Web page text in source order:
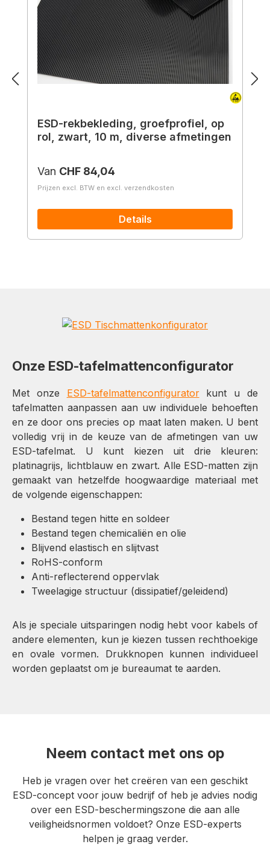
ESD-rekbekleding, groefprofiel, op
rol, zwart, 10 m, diverse afmetingen
Normale prijs:
Van CHF 84,04
Prijzen excl. BTW en excl. verzendkosten
Details
Onze ESD-tafelmattenconfigurator
Met onze ESD-tafelmattenconfiguratorkunt u de
tafelmatten aanpassen aan uw individuele behoeften
en ze door ons precies op maat laten maken. U bent
volledig vrij in de keuze van de afmetingen van uw
ESD-tafelmat. U kunt kiezen uit drie kleuren:
platinagrijs, lichtblauw en zwart. Alle ESD-matten zijn
gemaakt van hetzelfde hoogwaardige materiaal met
de volgende eigenschappen:
Bestand tegen hitte en soldeer
Bestand tegen chemicaliën en olie
Blijvend elastisch en slijtvast
RoHS-conform
Anti-reflecterend oppervlak
Tweelagige structuur (dissipatief/geleidend)
Als je speciale uitsparingen nodig hebt voor kabels of
andere elementen, kun je kiezen tussen rechthoekige
en ovale vormen. Drukknopen kunnen individueel
worden geplaatst om je bureaumat te aarden.
Neem contact met ons op
Heb je vragen over het creëren van een geschikt
ESD-concept voor jouw bedrijf of heb je advies nodig
over een ESD-beschermingszone die aan alle
veiligheidsnormen voldoet? Onze ESD-experts
helpen je graag verder.